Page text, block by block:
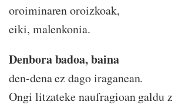
oroiminaren oroizkoak,
eiki, malenkonia.
Denbora badoa, baina
den-dena ez dago iraganean.
Ongi litzateke naufragioan galdu